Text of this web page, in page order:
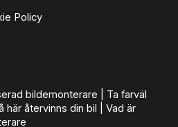
Policy
bildemonterare
Ta farväl
här återvinns din bil
Vad är